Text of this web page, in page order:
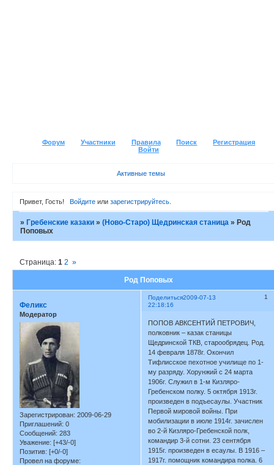
Форум Участники Правила Поиск
Регистрация
Войти
Активные темы
Привет, Гость! Войдитеили зарегистрируйтесь.
»Гребенские казаки »(Ново-Старо) Щедринская станица »Род
Поповых
Род Поповых
Страница:1 2 »
Поделиться 1
2009-07-13
22:18:16
Феликс
Модератор
Зарегистрирован: 2009-06-29
Приглашений: 0
Сообщений: 283
Уважение: [+43/-0]
Позитив: [+0/-0]
Провел на форуме:
ПОПОВ АВКСЕНТИЙ ПЕТРОВИЧ,
полковник – казак станицы
Щедринской ТКВ, старообрядец. Род.
14 февраля 1878г. Окончил
Тифлисское пехотное училище по 1-
му разряду. Хорунжий с 24 марта
1906г. Служил в 1-м Кизляро-
Гребенском полку. 5 октября 1913г.
произведен в подъесаулы. Участник
Первой мировой войны. При
мобилизации в июле 1914г. зачислен
во 2-й Кизляро-Гребенской полк,
командир 3-й сотни. 23 сентября
1915г. произведен в есаулы. В 1916 –
1917г. помощник командира полка. 6